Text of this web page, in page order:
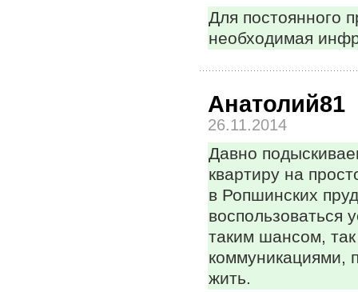
Для постоянного
необходимая
Анатолий81
26.11.2014
Давно
квартиру на
в Ропшинских
воспользоваться
таким шансом, так
коммуникациями,
жить.